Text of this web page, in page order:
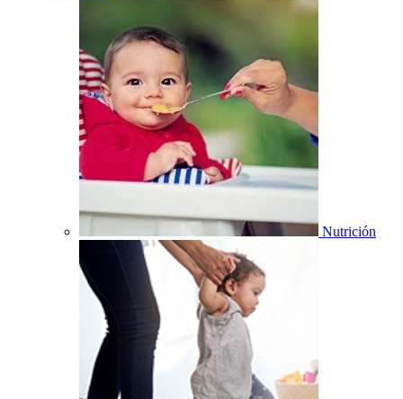
Nutrición